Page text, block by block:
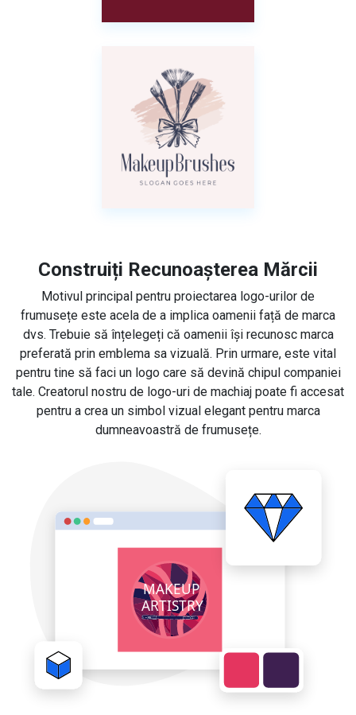
Construiți Recunoașterea Mărcii
Motivul principal pentru proiectarea logo-urilor de
frumusețe este acela de a implica oamenii față de marca
dvs. Trebuie să înțelegeți că oamenii își recunosc marca
preferată prin emblema sa vizuală. Prin urmare, este vital
pentru tine să faci un logo care să devină chipul companiei
tale. Creatorul nostru de logo-uri de machiaj poate fi accesat
pentru a crea un simbol vizual elegant pentru marca
dumneavoastră de frumusețe.